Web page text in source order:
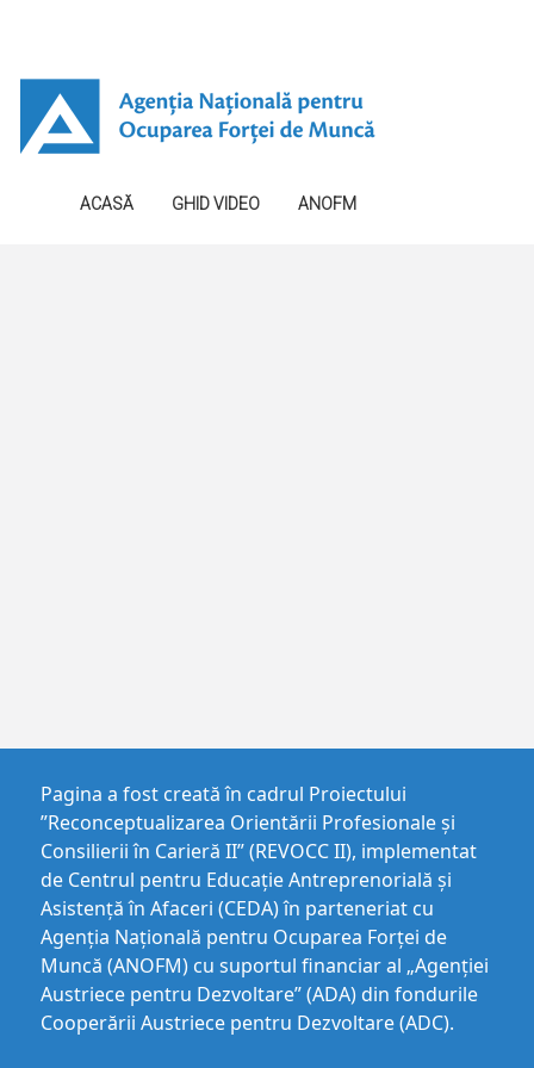
ACASĂ GHID VIDEO ANOFM
Pagina a fost creată în cadrul Proiectului
”Reconceptualizarea Orientării Profesionale și
Consilierii în Carieră II” (REVOCC II), implementat
de Centrul pentru Educaţie Antreprenorială şi
Asistenţă în Afaceri (CEDA) în parteneriat cu
Agenția Națională pentru Ocuparea Forței de
Muncă (ANOFM) cu suportul financiar al „Agenției
Austriece pentru Dezvoltare” (ADA) din fondurile
Cooperării Austriece pentru Dezvoltare (ADC).